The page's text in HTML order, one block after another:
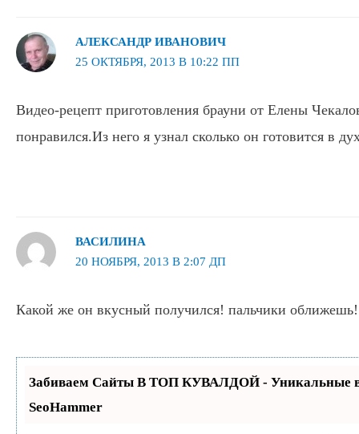
АЛЕКСАНДР ИВАНОВИЧ
25 ОКТЯБРЯ, 2013 В 10:22 ПП
Видео-рецепт приготовления брауни от Елены
понравился.Из него я узнал сколько он готовится в
ВАСИЛИНА
20 НОЯБРЯ, 2013 В 2:07 ДП
Какой же он вкусный получился! пальчики
Забиваем Сайты В ТОП КУВАЛДОЙ - Уникальные
SeoHammer